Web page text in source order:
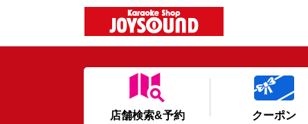
店舗検索&予約 クーポン